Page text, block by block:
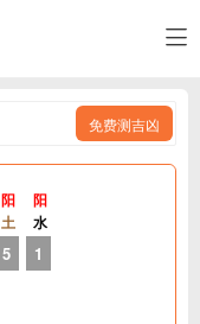
免费测吉凶
阳
土
5
阳
水
1